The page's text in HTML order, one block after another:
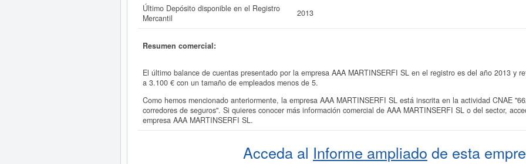
Último Depósito disponible en el Registro
Mercantil
2013
Resumen comercial:
El último balance de cuentas presentado por la empresa AAA MARTINSERFI SL en el registro es del año 2013 y
a 3.100 € con un tamaño de empleados menos de 5.
Como hemos mencionado anteriormente, la empresa AAA MARTINSERFI SL está inscrita en la actividad CNAE
corredores de seguros". Si quieres conocer más información comercial de AAA MARTINSERFI SL o del sector,
empresa AAA MARTINSERFI SL.
Acceda al Informe ampliado de esta